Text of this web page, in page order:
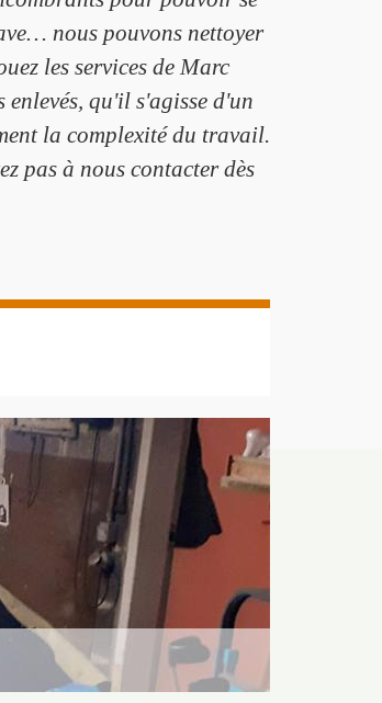
nous pouvons nettoyer
les services de Marc
qu'il s'agisse d'un
la complexité du travail.
pas à nous contacter dès